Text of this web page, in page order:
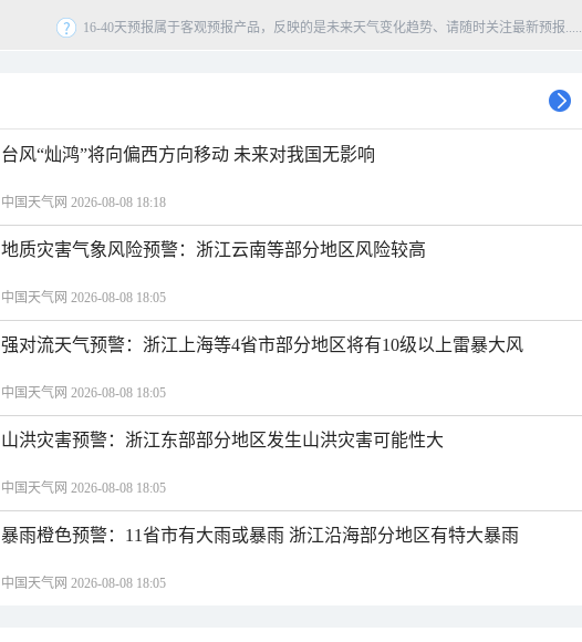
16-40天预报属于客观预报产品，反映的是未来天气变化趋势、请随时关注最新预报.....
台风“灿鸿”将向偏西方向移动 未来对我国无影响
中国天气网 2026-08-08 18:18
地质灾害气象风险预警：浙江云南等部分地区风险较高
中国天气网 2026-08-08 18:05
强对流天气预警：浙江上海等4省市部分地区将有10级以上雷暴大风
中国天气网 2026-08-08 18:05
山洪灾害预警：浙江东部部分地区发生山洪灾害可能性大
中国天气网 2026-08-08 18:05
暴雨橙色预警：11省市有大雨或暴雨 浙江沿海部分地区有特大暴雨
中国天气网 2026-08-08 18:05